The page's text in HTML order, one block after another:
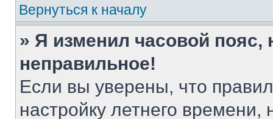
Вернуться к началу
» Я изменил часовой пояс,
неправильное!
Если вы уверены, что
настройку летнего